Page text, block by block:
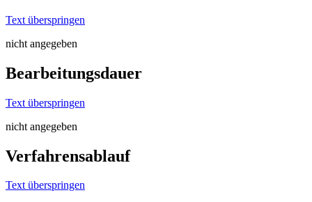
Text überspringen
nicht angegeben
Bearbeitungsdauer
Text überspringen
nicht angegeben
Verfahrensablauf
Text überspringen